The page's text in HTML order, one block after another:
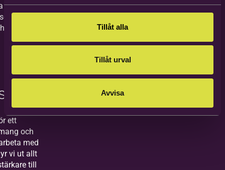
Tillåt alla
Tillåt urval
Avvisa
oss om ni
av
oss!
ett
och
med
vi ut allt
till